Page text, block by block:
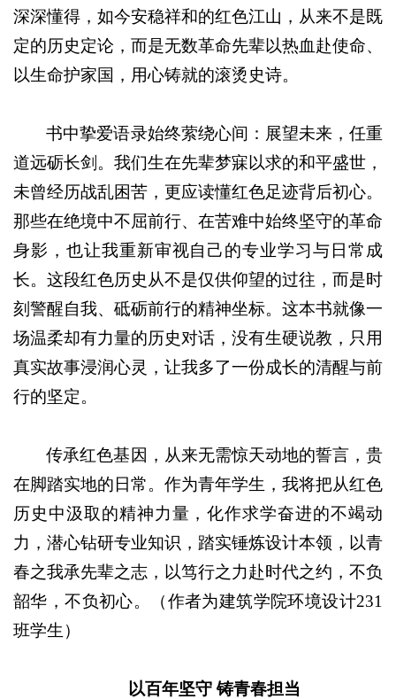
深深懂得，如今安稳祥和的红色江山，从来不是既
定的历史定论，而是无数革命先辈以热血赴使命、
以生命护家国，用心铸就的滚烫史诗。
书中挚爱语录始终萦绕心间：展望未来，任重
道远砺长剑。我们生在先辈梦寐以求的和平盛世，
未曾经历战乱困苦，更应读懂红色足迹背后初心。
那些在绝境中不屈前行、在苦难中始终坚守的革命
身影，也让我重新审视自己的专业学习与日常成
长。这段红色历史从不是仅供仰望的过往，而是时
刻警醒自我、砥砺前行的精神坐标。这本书就像一
场温柔却有力量的历史对话，没有生硬说教，只用
真实故事浸润心灵，让我多了一份成长的清醒与前
行的坚定。
传承红色基因，从来无需惊天动地的誓言，贵
在脚踏实地的日常。作为青年学生，我将把从红色
历史中汲取的精神力量，化作求学奋进的不竭动
力，潜心钻研专业知识，踏实锤炼设计本领，以青
春之我承先辈之志，以笃行之力赴时代之约，不负
韶华，不负初心。（作者为建筑学院环境设计231
班学生）
以百年坚守 铸青春担当